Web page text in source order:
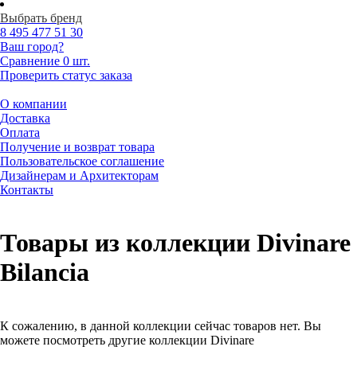
Выбрать бренд
8 495 477 51 30
Ваш город?
Сравнение 0 шт.
Проверить статус заказа
О компании
Доставка
Оплата
Получение и возврат товара
Пользовательское соглашение
Дизайнерам и Архитекторам
Контакты
Товары из коллекции Divinare
Bilancia
К сожалению, в данной коллекции сейчас товаров нет. Вы
можете посмотреть другие коллекции Divinare